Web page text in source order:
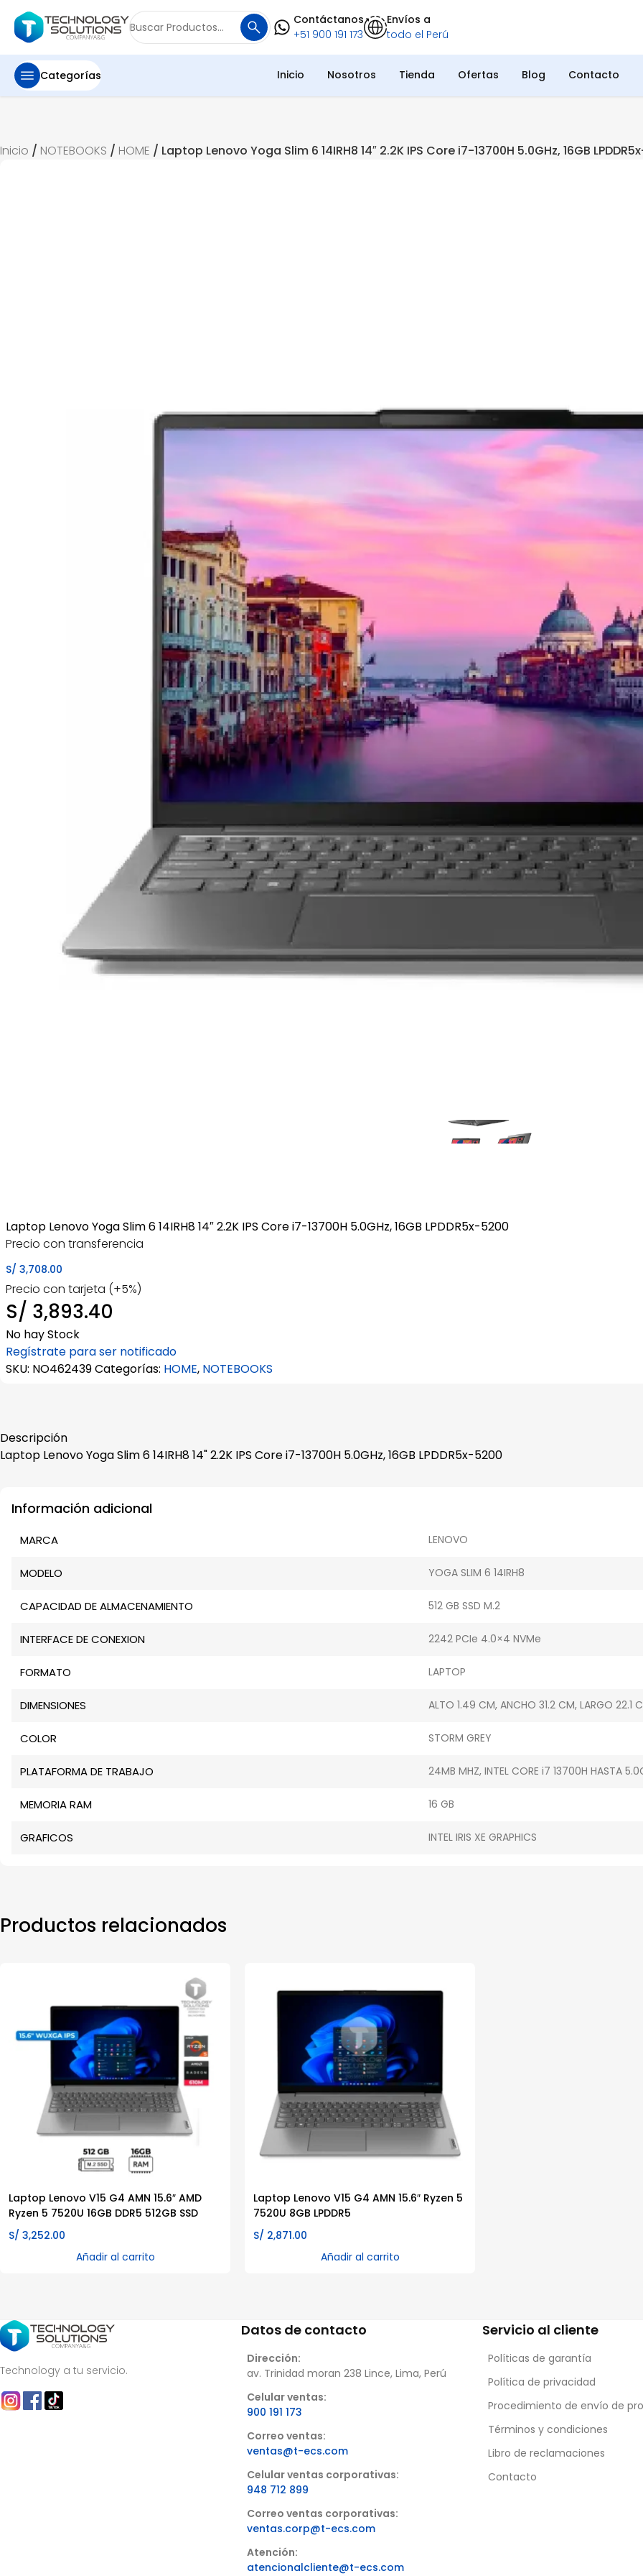
Buscar
por:
Contáctanos
+51 900 191 173
Envíos a
todo el Perú
Categorías Inicio Nosotros Tienda Ofertas Blog Contacto
Inicio / NOTEBOOKS / HOME / Laptop Lenovo Yoga Slim 6 14IRH8 14″ 2.2K IPS Core i7-13700H 5.0GHz, 16GB
Laptop Lenovo Yoga Slim 6 14IRH8 14″ 2.2K IPS Core i7-13700H 5.0GHz, 16GB LPDDR5x-5200
Precio con transferencia
S/ 3,708.00
Precio con tarjeta (+5%)
S/ 3,893.40
No hay Stock
Regístrate para ser notificado
SKU: NO462439Categorías: HOME, NOTEBOOKS
Descripción
Laptop Lenovo Yoga Slim 6 14IRH8 14" 2.2K IPS Core i7-13700H 5.0GHz, 16GB LPDDR5x-5200
Información adicional
MARCA LENOVO
MODELO YOGA SLIM 6 14IRH8
CAPACIDAD DE ALMACENAMIENTO 512 GB SSD M.2
INTERFACE DE CONEXION 2242 PCIe 4.0×4 NVMe
FORMATO LAPTOP
DIMENSIONES ALTO 1.49 CM, ANCHO 31.2 CM, LARGO 22.1
COLOR STORM GREY
PLATAFORMA DE TRABAJO 24MB MHZ, INTEL CORE i7 13700H HASTA
MEMORIA RAM 16 GB
GRAFICOS INTEL IRIS XE GRAPHICS
Productos relacionados
Laptop Lenovo V15 G4 AMN 15.6″ AMD
Ryzen 5 7520U 16GB DDR5 512GB SSD
S/ 3,252.00
Añadir al carrito
Laptop Lenovo V15 G4 AMN 15.6″ Ryzen 5
7520U 8GB LPDDR5
S/ 2,871.00
Añadir al carrito
Technology a tu servicio.
Datos de contacto
Dirección:
av. Trinidad moran 238 Lince, Lima, Perú
Celular ventas:
900 191 173
Correo ventas:
ventas@t-ecs.com
Celular ventas corporativas:
948 712 899
Correo ventas corporativas:
ventas.corp@t-ecs.com
Atención:
atencionalcliente@t-ecs.com
Servicio al cliente
Políticas de garantía
Política de privacidad
Procedimiento de envío de
Términos y condiciones
Libro de reclamaciones
Contacto